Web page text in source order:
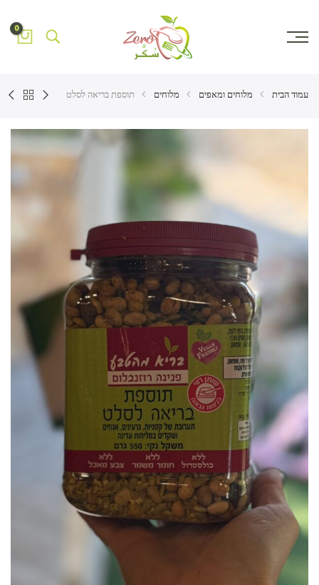
0
עמוד הבית מלוחים ומאפים מלוחים תוספת בריאה לסלט